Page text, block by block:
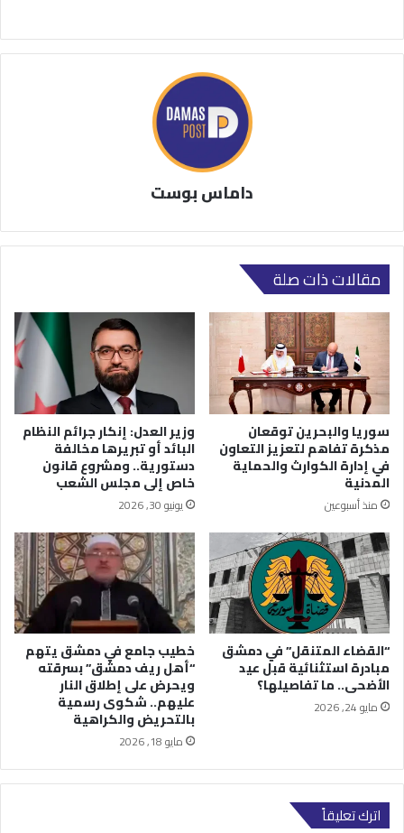
داماس بوست
مقالات ذات صلة
سوريا والبحرين توقعان
مذكرة تفاهم لتعزيز التعاون
في إدارة الكوارث والحماية
المدنية
منذ أسبوعين
وزير العدل: إنكار جرائم النظام
البائد أو تبريرها مخالفة
دستورية.. ومشروع قانون
خاص إلى مجلس الشعب
يونيو 30, 2026
“القضاء المتنقل” في دمشق
مبادرة استثنائية قبل عيد
الأضحى.. ما تفاصيلها؟
مايو 24, 2026
خطيب جامع في دمشق يتهم
“أهل ريف دمشق” بسرقته
ويحرض على إطلاق النار
عليهم.. شكوى رسمية
بالتحريض والكراهية
مايو 18, 2026
اترك تعليقاً